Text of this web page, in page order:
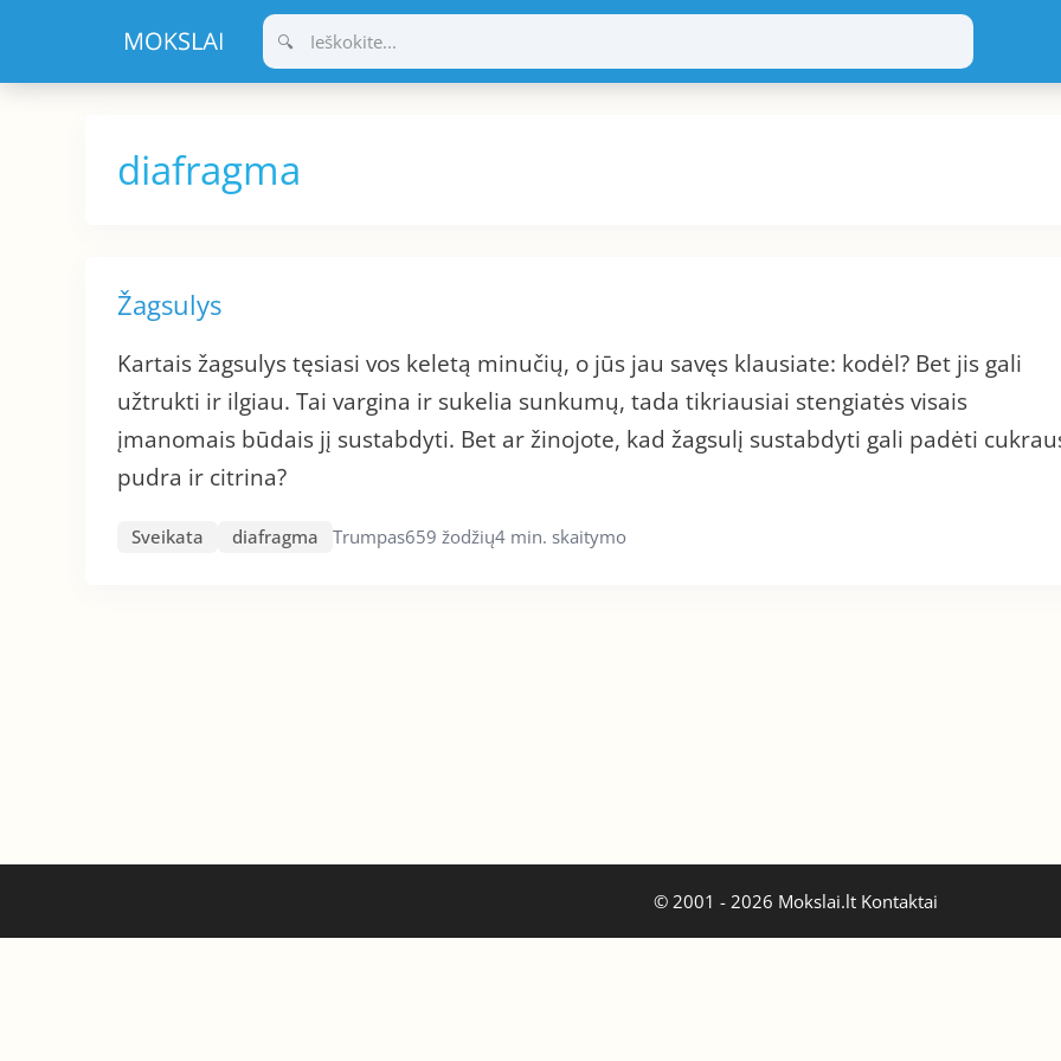
turinio
diafragma
Žagsulys
Kartais žagsulys tęsiasi vos keletą minučių, o jūs jau savęs klausiate: kodėl? Bet jis gali
užtrukti ir ilgiau. Tai vargina ir sukelia sunkumų, tada tikriausiai stengiatės visais
įmanomais būdais jį sustabdyti. Bet ar žinojote, kad žagsulį sustabdyti gali padėti
pudra ir citrina?
Sveikata diafragma Trumpas659 žodžių4 min. skaitymo
© 2001 - 2026 Mokslai.lt Kontaktai